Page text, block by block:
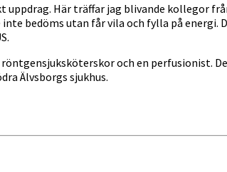
Här träffar jag blivande kollegor
bedöms utan får vila och fylla på
och en perfusionist.
Älvsborgs sjukhus.